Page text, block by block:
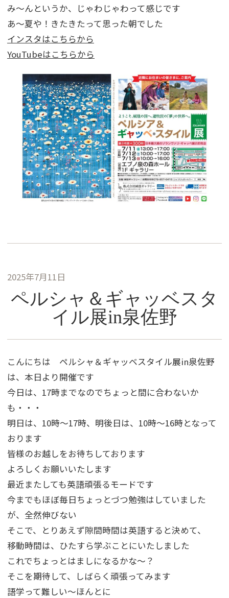
み～んというか、じゃわじゃわって感じです
あ～夏や！きたきたって思った朝でした
インスタはこちらから
YouTubeはこちらから
2025年7月11日
ペルシャ＆ギャッベスタ
イル展in泉佐野
こんにちは ペルシャ＆ギャッベスタイル展in泉佐野
は、本日より開催です
今日は、17時までなのでちょっと間に合わないか
も・・・
明日は、10時～17時、明後日は、10時～16時となって
おります
皆様のお越しをお待ちしております
よろしくお願いいたします
最近またしても英語頑張るモードです
今までもほぼ毎日ちょっとづつ勉強はしていました
が、全然伸びない
そこで、とりあえず隙間時間は英語すると決めて、
移動時間は、ひたすら学ぶことにいたしました
これでちょっとはましになるかな～？
そこを期待して、しばらく頑張ってみます
語学って難しい～ほんとに